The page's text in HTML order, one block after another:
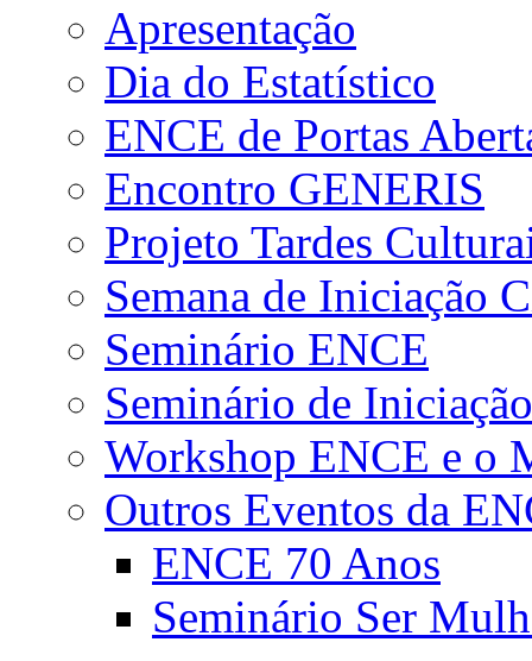
Apresentação
Dia do Estatístico
ENCE de Portas
Encontro GENERIS
Projeto Tardes
Semana de Iniciação
Seminário ENCE
Seminário de
Workshop ENCE e o
Outros Eventos da
ENCE 70 Anos
Seminário Ser